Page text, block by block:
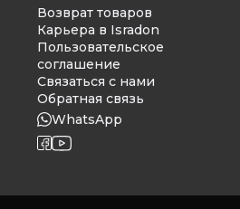
Возврат товаров
Карьера в Isradon
Пользовательское
соглашение
Связаться с нами
Обратная связь
WhatsApp